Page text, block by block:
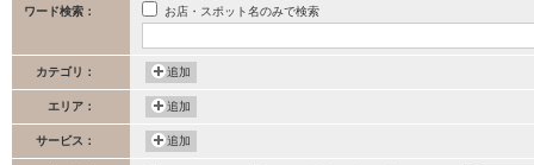
ワード検索： お店・スポット名のみで検索
カテゴリ： 追加
エリア： 追加
サービス： 追加